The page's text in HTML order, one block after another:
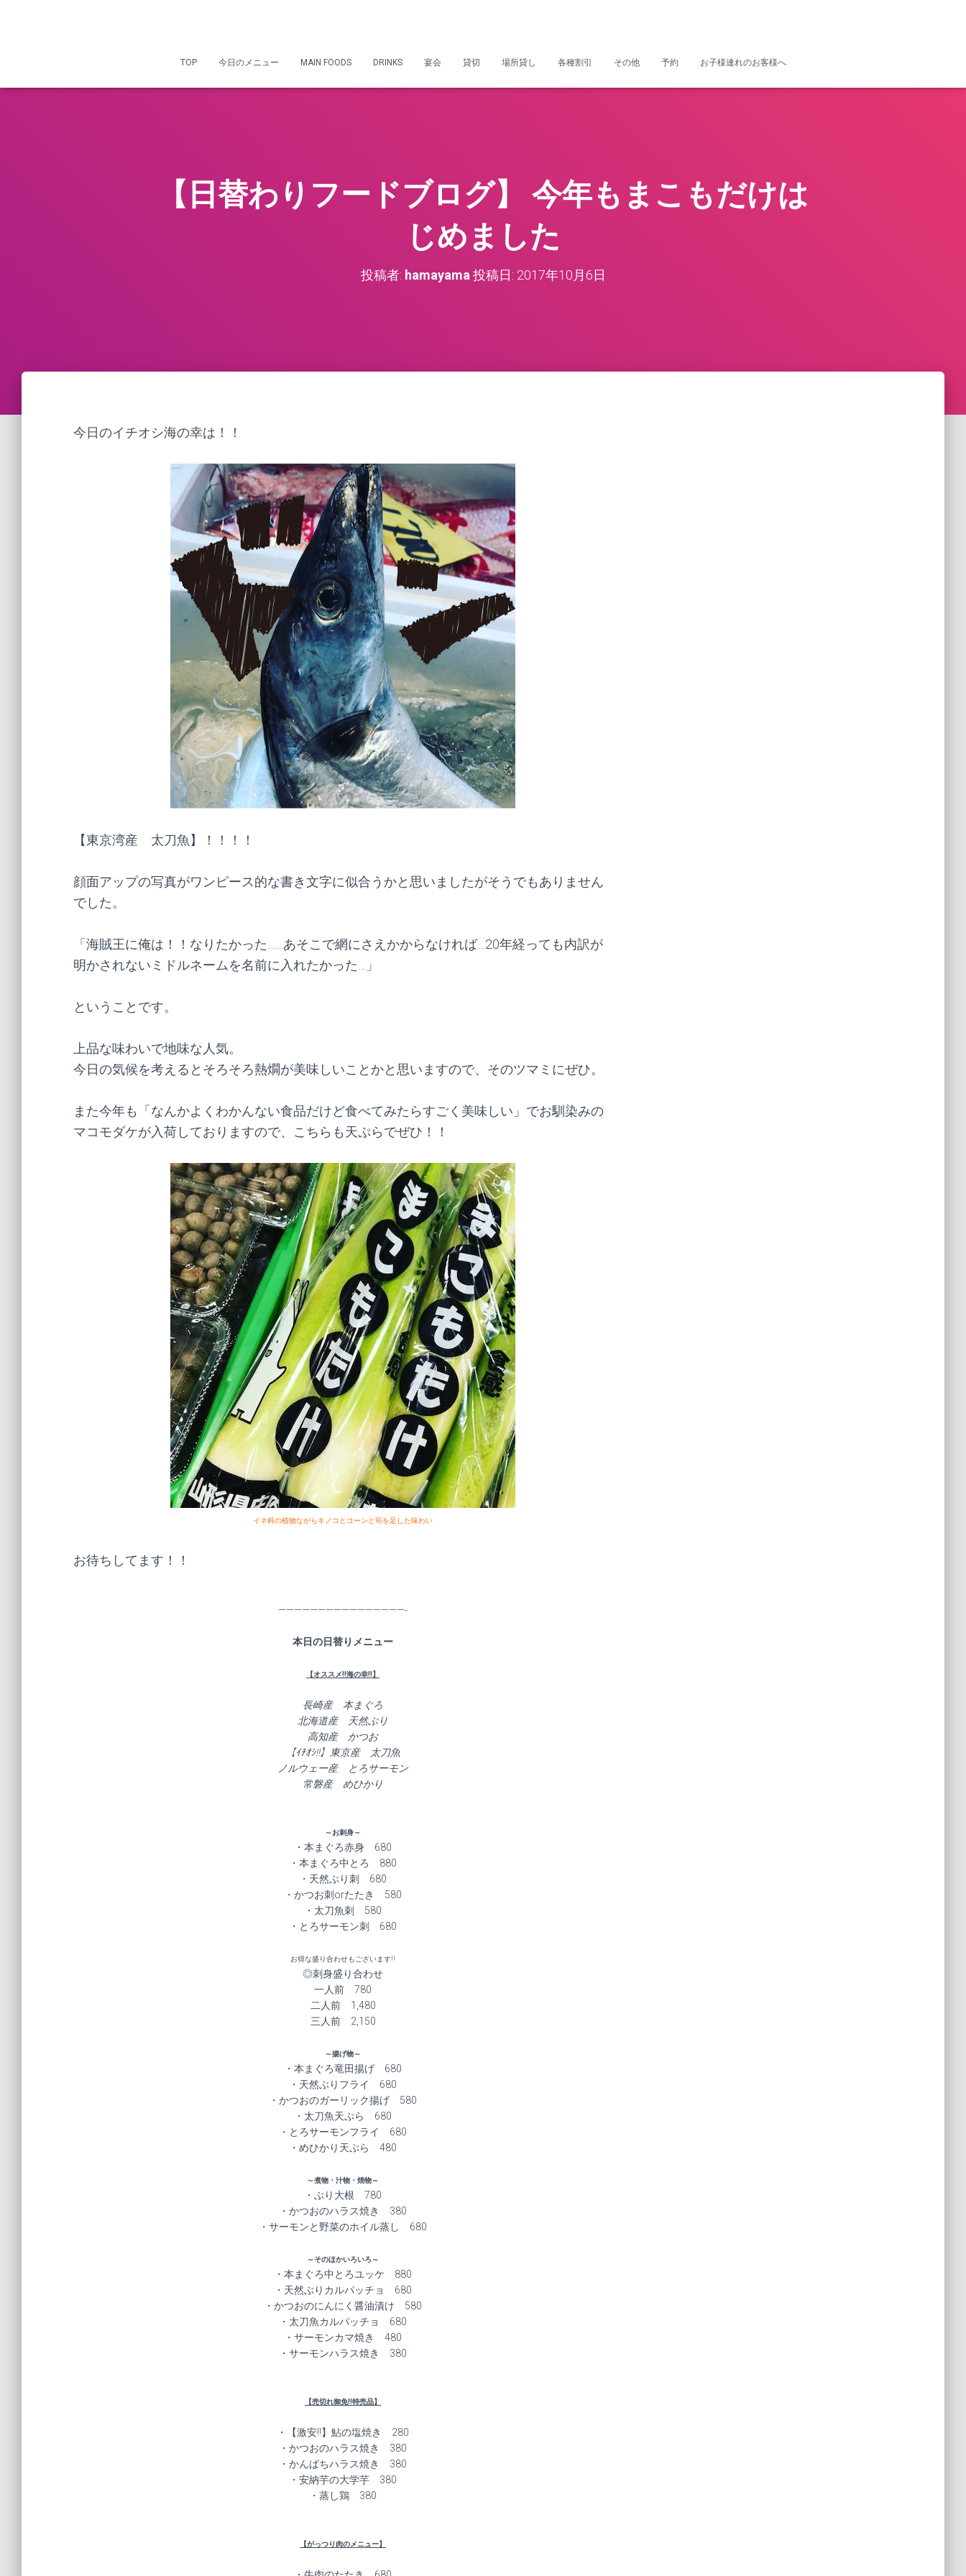
TOP 今日のメニュー MAIN FOODS DRINKS 宴会 貸切 場所貸し 各種割引 その他 予約 お子様連れのお客様へ
【日替わりフードブログ】 今年もまこもだけは
じめました
投稿者: hamayama 投稿日: 2017年10月6日
今日のイチオシ海の幸は！！
【東京湾産 太刀魚】！！！！
顔面アップの写真がワンピース的な書き文字に似合うかと思いましたがそうでもありません
でした。
「海賊王に俺は！！なりたかった……あそこで網にさえかからなければ…20年経っても内訳が
明かされないミドルネームを名前に入れたかった…」
ということです。
上品な味わいで地味な人気。
今日の気候を考えるとそろそろ熱燗が美味しいことかと思いますので、そのツマミにぜひ。
また今年も「なんかよくわかんない食品だけど食べてみたらすごく美味しい」でお馴染みの
マコモダケが入荷しておりますので、こちらも天ぷらでぜひ！！
イネ科の植物ながらキノコとコーンと筍を足した味わい
お待ちしてます！！
————————————————-
本日の日替りメニュー
【オススメ!!海の幸!!】
長崎産 本まぐろ
北海道産 天然ぶり
高知産 かつお
【ｲﾁｵｼ!!】東京産 太刀魚
ノルウェー産 とろサーモン
常磐産 めひかり
～お刺身～
・本まぐろ赤身 680
・本まぐろ中とろ 880
・天然ぶり刺 680
・かつお刺orたたき 580
・太刀魚刺 580
・とろサーモン刺 680
お得な盛り合わせもございます!!
◎刺身盛り合わせ
一人前 780
二人前 1,480
三人前 2,150
～揚げ物～
・本まぐろ竜田揚げ 680
・天然ぶりフライ 680
・かつおのガーリック揚げ 580
・太刀魚天ぷら 680
・とろサーモンフライ 680
・めひかり天ぷら 480
～煮物・汁物・焼物～
・ぶり大根 780
・かつおのハラス焼き 380
・サーモンと野菜のホイル蒸し 680
～そのほかいろいろ～
・本まぐろ中とろユッケ 880
・天然ぶりカルパッチョ 680
・かつおのにんにく醤油漬け 580
・太刀魚カルパッチョ 680
・サーモンカマ焼き 480
・サーモンハラス焼き 380
【売切れ御免!!特売品】
・【激安!!】鮎の塩焼き 280
・かつおのハラス焼き 380
・かんぱちハラス焼き 380
・安納芋の大学芋 380
・蒸し鶏 380
【がっつり肉のメニュー】